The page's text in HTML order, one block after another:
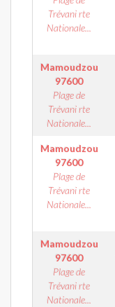
Trévani rte
Nationale...
Mamoudzou
97600
Plage de
Trévani rte
Nationale...
Mamoudzou
97600
Plage de
Trévani rte
Nationale...
Mamoudzou
97600
Plage de
Trévani rte
Nationale...